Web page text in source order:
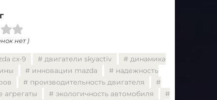
нет )
cx-9 двигатели skyactiv
динамика
инновации mazda
надежность
производительность двигателя
агрегаты
экологичность автомобиля